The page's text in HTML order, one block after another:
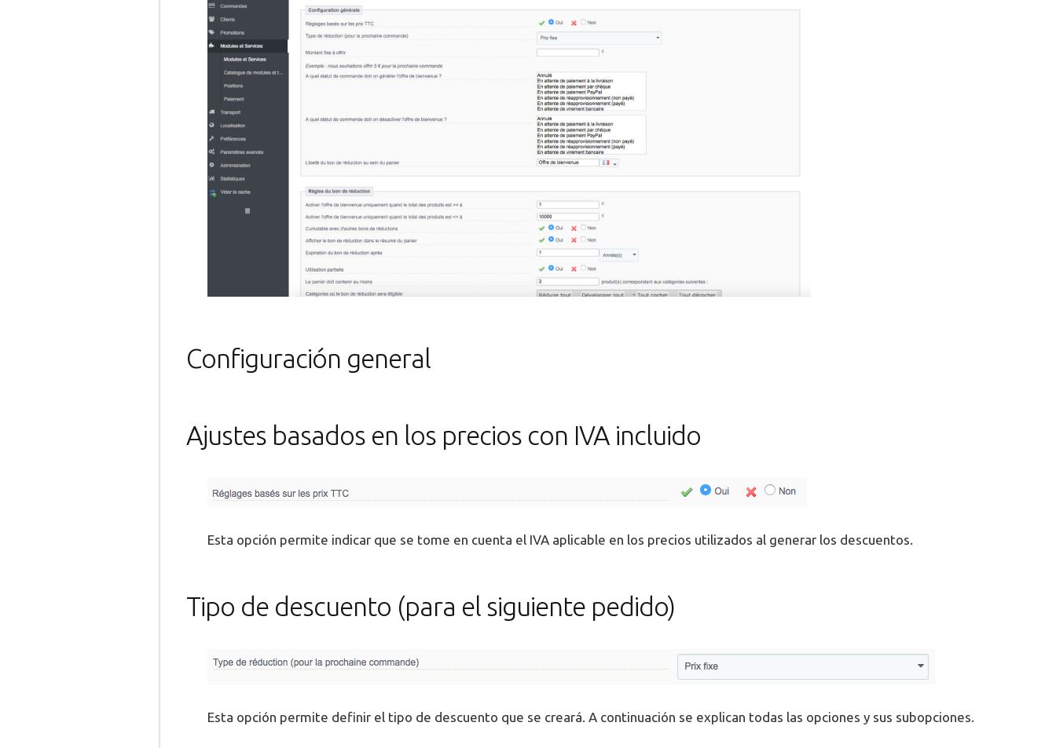
Configuración general
Ajustes basados en los precios con IVA incluido
Esta opción permite indicar que se tome en cuenta el IVA aplicable en los precios utilizados al generar los descuentos.
Tipo de descuento (para el siguiente pedido)
Esta opción permite definir el tipo de descuento que se creará. A continuación se explican todas las opciones y sus subopciones.